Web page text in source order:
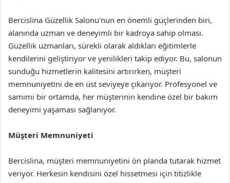
Bercislina Güzellik Salonu’nun en önemli güçlerinden biri,
alanında uzman ve deneyimli bir kadroya sahip olması.
Güzellik uzmanları, sürekli olarak aldıkları eğitimlerle
kendilerini geliştiriyor ve yenilikleri takip ediyor. Bu, salonun
sunduğu hizmetlerin kalitesini artırırken, müşteri
memnuniyetini de en üst seviyeye çıkarıyor. Profesyonel ve
samimi bir ortamda, her müşterinin kendine özel bir bakım
deneyimi yaşaması sağlanıyor.
Müşteri Memnuniyeti
Bercislina, müşteri memnuniyetini ön planda tutarak hizmet
veriyor. Herkesin kendisini özel hissetmesi için titizlikle